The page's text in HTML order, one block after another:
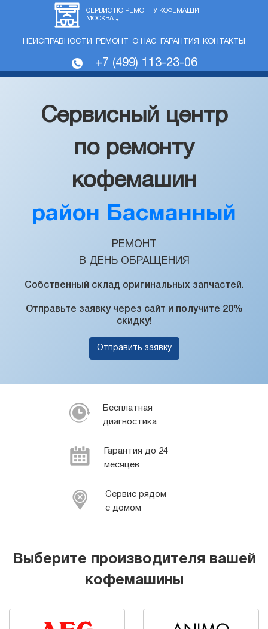
СЕРВИС ПО РЕМОНТУ КОФЕМАШИН
МОСКВА
НЕИСПРАВНОСТИ РЕМОНТ О НАС ГАРАНТИЯ КОНТАКТЫ
+7 (499) 113-23-06
Сервисный центр
по ремонту
кофемашин
район Басманный
РЕМОНТ
В ДЕНЬ ОБРАЩЕНИЯ
Собственный склад оригинальных запчастей.
Отправьте заявку через сайт и получите 20%
скидку!
Отправить заявку
Бесплатная
диагностика
Гарантия до 24
месяцев
Сервис рядом
с домом
Выберите производителя вашей
кофемашины